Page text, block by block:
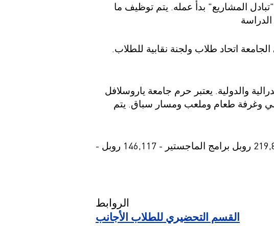
"تبادل المشاريع" بدأ عمله. يتم توظيف ما
اتحاد طلاب ولجنة نقابية للطلاب.
والدولية. يعتبر حرم جامعة ياروسلافل
ويضم 9 مباني و4 مساكن ومبنى رياضي وغرفة طعام وملعب ومسار سباق. يتم
الرسوم الدراسية في السنة برامج البكالوريوس والمتخصصة - 135,302 روبل - 219,802 روبل برامج الماجستير - 146,117 روبل -
الروابط
القسم التحضيري للطلاب الأجانب